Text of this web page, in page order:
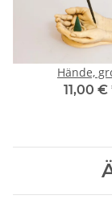
Hände,
11,00 €